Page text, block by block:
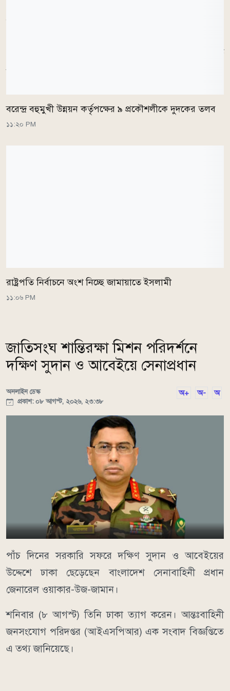
বরেন্দ্র বহুমুখী উন্নয়ন কর্তৃপক্ষের ৯ প্রকৌশলীকে দুদকের তলব
১১:২০ PM
রাষ্ট্রপতি নির্বাচনে অংশ নিচ্ছে জামায়াতে ইসলামী
১১:০৬ PM
জাতিসংঘ শান্তিরক্ষা মিশন পরিদর্শনে
দক্ষিণ সুদান ও আবেইয়ে সেনাপ্রধান
অনলাইন ডেস্ক
প্রকাশ: ০৮ আগস্ট, ২০২৬, ২৩:৩৮
অ+ অ- অ
পাঁচ দিনের সরকারি সফরে দক্ষিণ সুদান ও আবেইয়ের
উদ্দেশে ঢাকা ছেড়েছেন বাংলাদেশ সেনাবাহিনী প্রধান
জেনারেল ওয়াকার-উজ-জামান।
শনিবার (৮ আগস্ট) তিনি ঢাকা ত্যাগ করেন। আন্তঃবাহিনী
জনসংযোগ পরিদপ্তর (আইএসপিআর) এক সংবাদ বিজ্ঞপ্তিতে
এ তথ্য জানিয়েছে।